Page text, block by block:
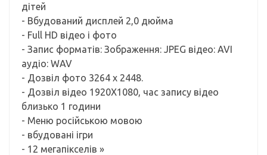
дітей
- Вбудований дисплей 2,0 дюйма
- Full HD відео і фото
- Запис форматів: Зображення: JPEG відео: AVI
аудіо: WAV
- Дозвіл фото 3264 x 2448.
- Дозвіл відео 1920X1080, час запису відео
близько 1 години
- Меню російською мовою
- вбудовані ігри
- 12 мегапікселів »